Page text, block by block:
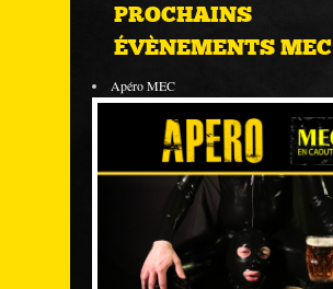
PROCHAINS
ÉVÈNEMENTS MEC
Apéro MEC